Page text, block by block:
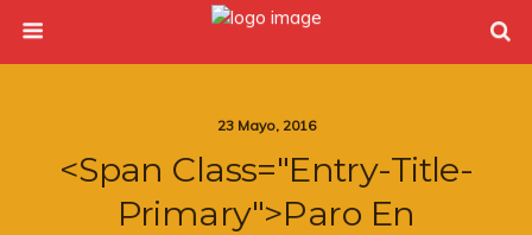
23 Mayo, 2016
<span Class="entry-Title-
Primary">Paro En